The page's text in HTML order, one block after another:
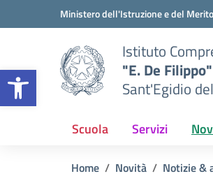
Apri la barra degli
Vai ai contenuti
Vai al menu di navigazioneMinistero dell'Istruzione e del Merito
Istituto
"E. De Filippo"
Sant'Egidio
Scuola Servizi
Home Novità Notizie &